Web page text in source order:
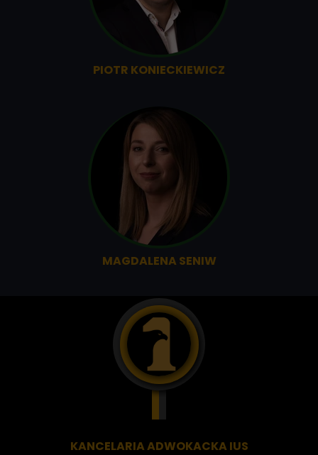
PIOTR KONIECKIEWICZ
MAGDALENA SENIW
KANCELARIA ADWOKACKAIUS